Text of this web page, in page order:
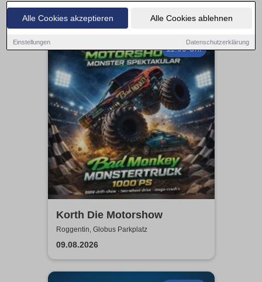
Alle Cookies akzeptieren Alle Cookies ablehnen
Einstellungen Datenschutzerklärung
11:00 Uhr
Korth Die Motorshow
Roggentin, Globus Parkplatz
09.08.2026